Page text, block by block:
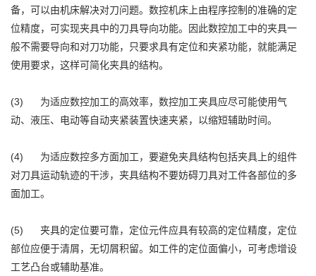
备，可以由机床解决对刀问题。数控机床上由程序控制的准确的定
位精度，可实现夹具中的刀具导向功能。因此数控加工中的夹具一
般不需要导向和对刀功能，只要求具有定位和夹紧功能，就能满足
使用要求，这样可简化夹具的结构。
(3) 为适应数控加工的高效率，数控加工夹具应尽可能使用气
动、液压、电动等自动夹紧装置快速夹紧，以缩短辅助时间。
(4) 为适应数控多方面加工，要避免夹具结构包括夹具上的组件
对刀具运动轨迹的干涉，夹具结构不要妨碍刀具对工件各部位的多
面加工。
(5) 夹具的定位要可靠，定位元件应具有较高的定位精度，定位
部位应便于清屑，无切屑积留。如工件的定位面偏小，可考虑增设
工艺凸台或辅助基准。